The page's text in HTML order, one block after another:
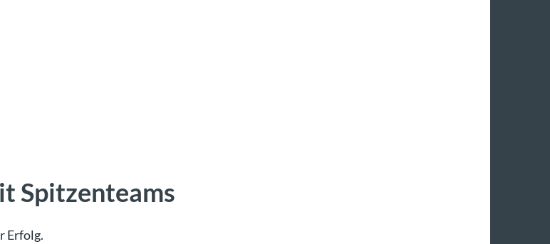
Spitzenteams
Erfolg.